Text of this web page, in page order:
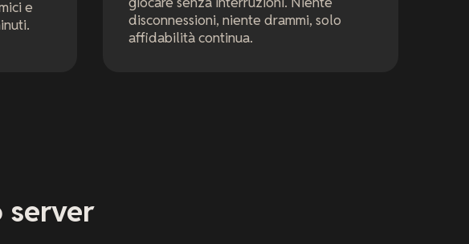
e
disconnessioni, niente drammi, solo
affidabilità continua.